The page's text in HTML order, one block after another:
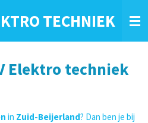
TECHNIEK
Elektro techniek
in Zuid-Beijerland? Dan ben je bij